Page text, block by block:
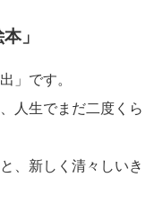
」
」です。
人生でまだ二度くら
、新しく清々しいき